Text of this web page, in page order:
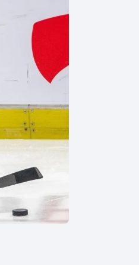
Veslování
Vodní slalom
Ostatní